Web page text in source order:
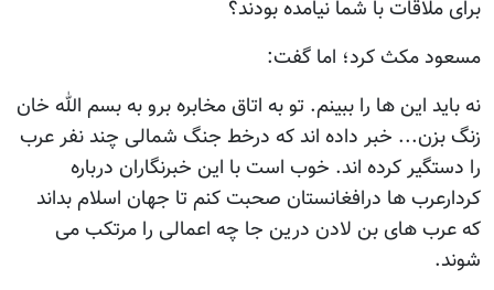
برای ملاقات با شما نیامده بودند؟
مسعود مکث کرد؛ اما گفت:
نه باید این ها را ببینم. تو به اتاق مخابره برو به بسم الله خان
زنگ بزن... خبر داده اند که درخط جنگ شمالی چند نفر عرب
را دستگیر کرده اند. خوب است با این خبرنگاران درباره
کردارعرب ها درافغانستان صحبت کنم تا جهان اسلام بداند
که عرب های بن لادن درین جا چه اعمالی را مرتکب می
شوند.